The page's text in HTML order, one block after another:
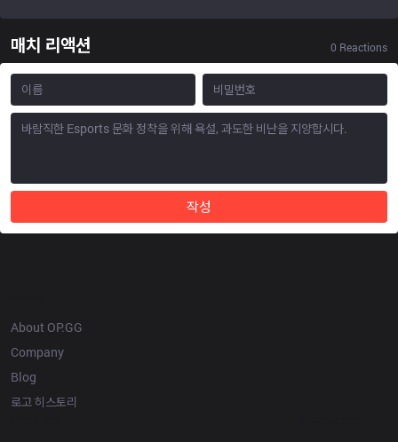
매치 리액션 0 Reactions
작성
About OP.GG
Company
Blog
로고 히스토리